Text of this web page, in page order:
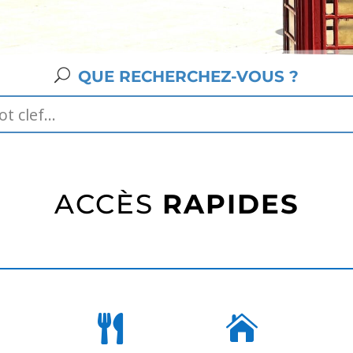
QUE RECHERCHEZ-VOUS ?
ACCÈS RAPIDES
 